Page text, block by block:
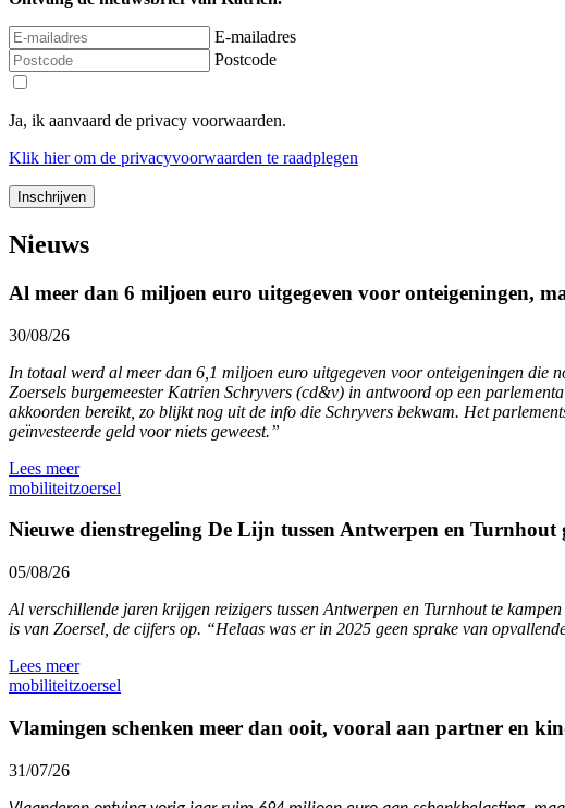
E-mailadres
Postcode
Ja, ik aanvaard de privacy voorwaarden.
Klik hierom de privacyvoorwaarden te raadplegen
Nieuws
Al meer dan 6 miljoen euro uitgegeven voor onteigeningen,
30/08/26
In totaal werd al meer dan 6,1 miljoen euro uitgegeven voor onteigeningen die
Zoersels burgemeester Katrien Schryvers (cd&v) in antwoord op een
akkoorden bereikt, zo blijkt nog uit de info die Schryvers bekwam. Het
geïnvesteerde geld voor niets geweest.”
Lees meer
mobiliteitzoersel
Nieuwe dienstregeling De Lijn tussen Antwerpen en
05/08/26
Al verschillende jaren krijgen reizigers tussen Antwerpen en Turnhout te
is van Zoersel, de cijfers op. “Helaas was er in 2025 geen sprake van
Lees meer
mobiliteitzoersel
Vlamingen schenken meer dan ooit, vooral aan partner en
31/07/26